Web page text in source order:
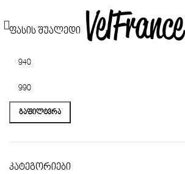
ფასის შუალედი
ᲒᲐᲤᲘᲚᲢᲕᲠᲐ
კატეგორიები